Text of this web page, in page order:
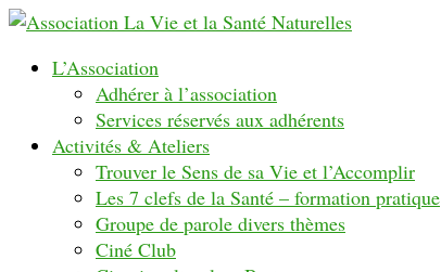
L’Association
Adhérer à l’association
Services réservés aux adhérents
Activités & Ateliers
Trouver le Sens de sa Vie et l’Accomplir
Les 7 clefs de la Santé – formation pratique
Groupe de parole divers thèmes
Ciné Club